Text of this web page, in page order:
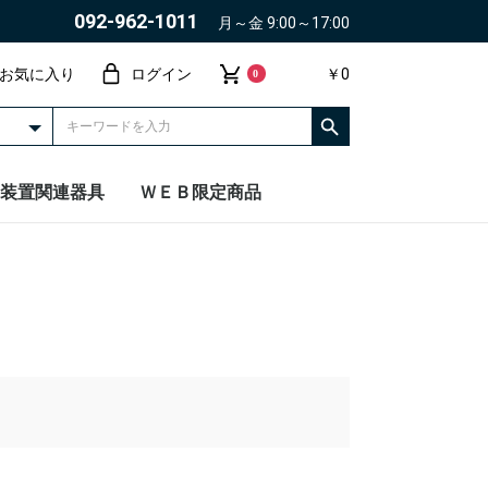
092-962-1011 月～金 9:00～17:00
お気に入り ログイン 0 ￥0
置関連器具 ＷＥＢ限定商品